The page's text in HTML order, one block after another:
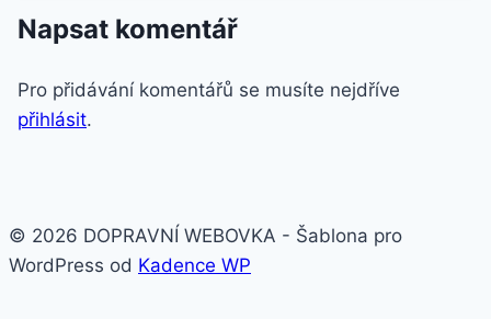
Napsat komentář
Pro přidávání komentářů se musíte nejdříve
přihlásit.
© 2026 DOPRAVNÍ WEBOVKA - Šablona pro
WordPress od Kadence WP